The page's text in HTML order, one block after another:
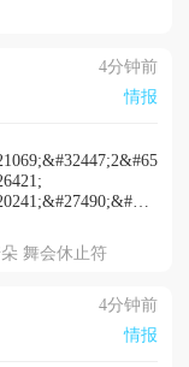
4分钟前
情报
舞会休止符
4分钟前
情报